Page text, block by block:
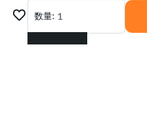
数量: 1
1